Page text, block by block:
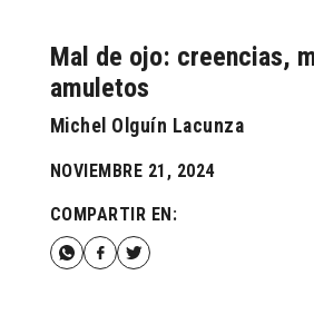
Mal de ojo: creencias,
amuletos
Michel Olguín Lacunza
NOVIEMBRE 21, 2024
COMPARTIR EN: